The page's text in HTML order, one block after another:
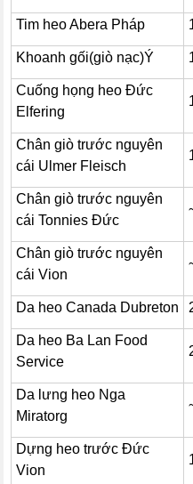
Tim heo Abera Pháp
Khoanh gối(giò nạc)Ý
Cuống họng heo Đức
Elfering
Chân giò trước nguyên
cái Ulmer Fleisch
Chân giò trước nguyên
cái Tonnies Đức
Chân giò trước nguyên
cái Vion
Da heo Canada Dubreton
Da heo Ba Lan Food
Service
Da lưng heo Nga
Miratorg
Dựng heo trước Đức
Vion